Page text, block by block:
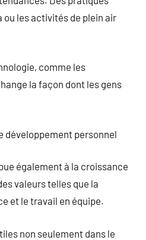
ou les activités de plein air
comme les
la façon dont les gens
développement personnel
également à la croissance
valeurs telles que la
et le travail en équipe.
non seulement dans le